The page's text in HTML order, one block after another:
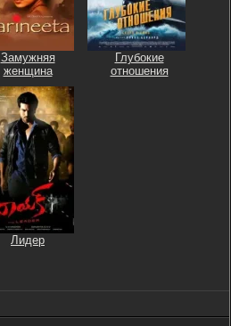
Замужняя
женщина
Глубокие
отношения
Лидер